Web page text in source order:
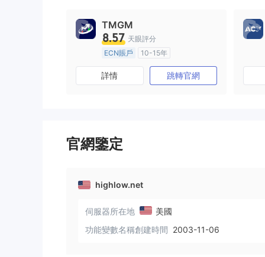
TMGM
8.57 天眼評分
ECN賬戶
10-15年
澳大利亞監管
全牌照 (MM)
主標MT4
詳情 跳轉官網
官網鑒定
highlow.net
伺服器所在地
美國
功能變數名稱創建時間 2003-11-06